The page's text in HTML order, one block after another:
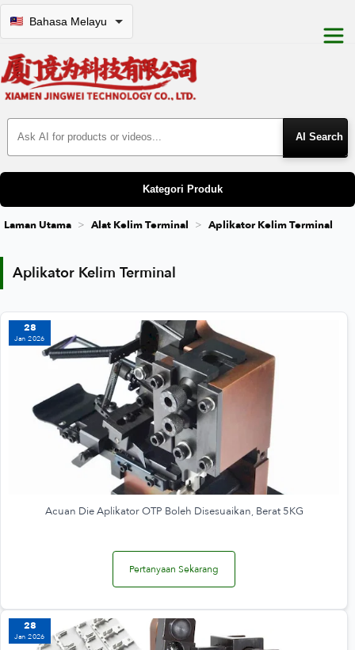
Bahasa Melayu
Search Products
Kategori Produk
Laman Utama Alat Kelim Terminal Aplikator Kelim Terminal
Aplikator Kelim Terminal
28
Jan 2026
Acuan Die Aplikator OTP Boleh Disesuaikan, Berat 5KG
Pertanyaan Sekarang
28
Jan 2026